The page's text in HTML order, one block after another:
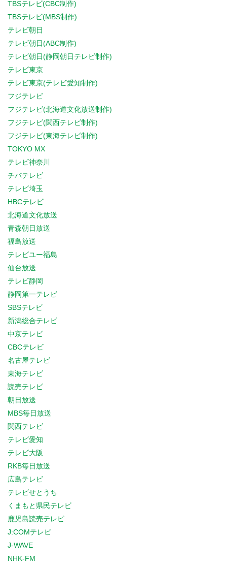
TBSテレビ(CBC制作)
TBSテレビ(MBS制作)
テレビ朝日
テレビ朝日(ABC制作)
テレビ朝日(静岡朝日テレビ制作)
テレビ東京
テレビ東京(テレビ愛知制作)
フジテレビ
フジテレビ(北海道文化放送制作)
フジテレビ(関西テレビ制作)
フジテレビ(東海テレビ制作)
TOKYO MX
テレビ神奈川
チバテレビ
テレビ埼玉
HBCテレビ
北海道文化放送
青森朝日放送
福島放送
テレビユー福島
仙台放送
テレビ静岡
静岡第一テレビ
SBSテレビ
新潟総合テレビ
中京テレビ
CBCテレビ
名古屋テレビ
東海テレビ
読売テレビ
朝日放送
MBS毎日放送
関西テレビ
テレビ愛知
テレビ大阪
RKB毎日放送
広島テレビ
テレビせとうち
くまもと県民テレビ
鹿児島読売テレビ
J:COMテレビ
J-WAVE
NHK-FM